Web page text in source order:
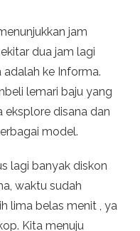
jam
dua jam lagi
ke Informa.
lemari baju yang
eksplore disana dan
model.
lagi banyak diskon
waktu sudah
lima belas menit , ya
Kita menuju